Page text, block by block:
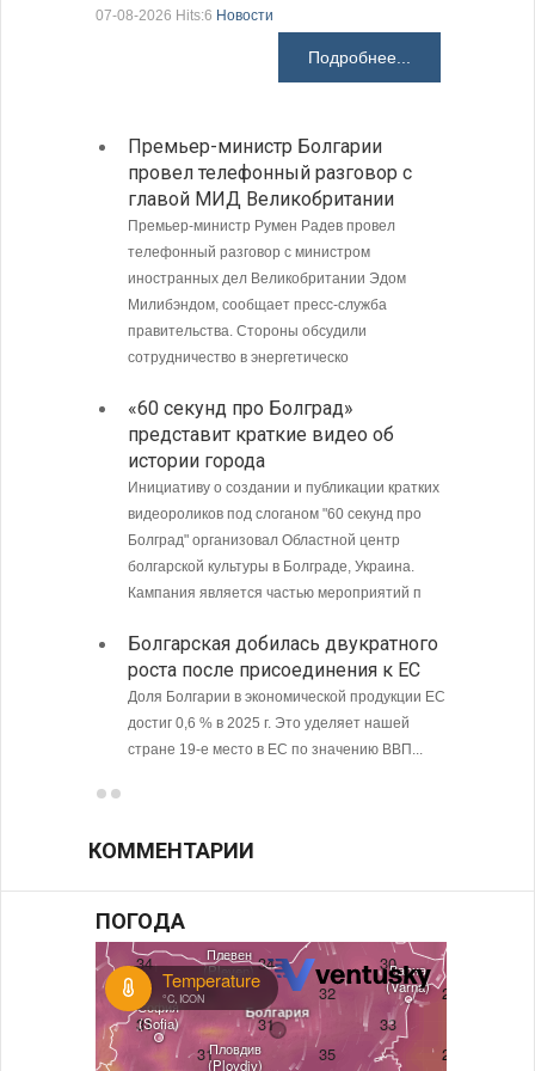
07-08-2026 Hits:6 Новости
Подробнее...
Премьер-министр Болгарии
провел телефонный разговор с
главой МИД Великобритании
Премьер-министр Румен Радев провел
телефонный разговор с министром
иностранных дел Великобритании Эдом
Милибэндом, сообщает пресс-служба
правительства. Стороны обсудили
сотрудничество в энергетическо
«60 секунд про Болград»
представит краткие видео об
истории города
Инициативу о создании и публикации кратких
видеороликов под слоганом "60 секунд про
Болград" организовал Областной центр
болгарской культуры в Болграде, Украина.
Кампания является частью мероприятий п
Болгарская добилась двукратного
роста после присоединения к ЕС
Доля Болгарии в экономической продукции ЕС
достиг 0,6 % в 2025 г. Это уделяет нашей
стране 19-е место в ЕС по значению ВВП...
КОММЕНТАРИИ
ПОГОДА